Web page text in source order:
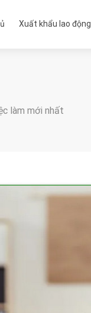
Xuất khẩu lao động
làm mới nhất